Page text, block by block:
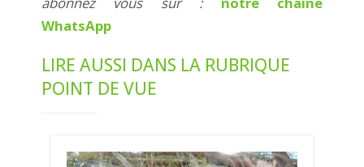
WhatsApp
LIRE AUSSI DANS LA RUBRIQUE
POINT DE VUE